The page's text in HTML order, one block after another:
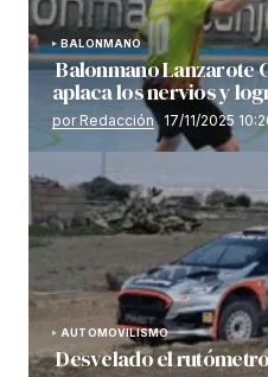
BALONMANO
Balonmano Lanzarote
aplaca los nervios y
por Redacción 17/11/2025
AUTOMOVILISMO
Desvelado el